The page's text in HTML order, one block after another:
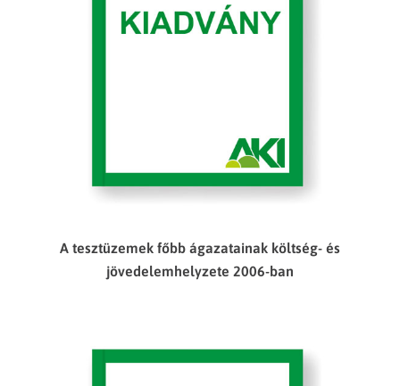
A tesztüzemek főbb ágazatainak költség- és
jövedelemhelyzete 2006-ban